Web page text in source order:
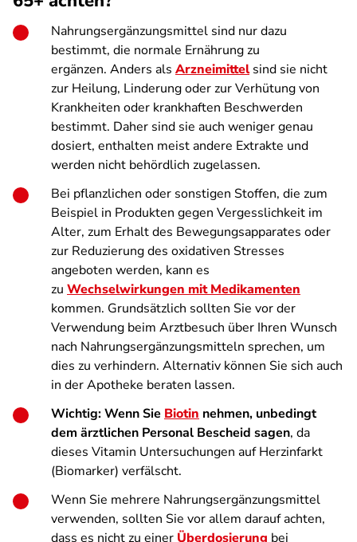
Nahrungsergänzungsmittel sind nur dazu
bestimmt, die normale Ernährung zu
ergänzen. Anders als Arzneimittelsind sie nicht
zur Heilung, Linderung oder zur Verhütung von
Krankheiten oder krankhaften Beschwerden
bestimmt. Daher sind sie auch weniger genau
dosiert, enthalten meist andere Extrakte und
werden nicht behördlich zugelassen.
Bei pflanzlichen oder sonstigen Stoffen, die zum
Beispiel in Produkten gegen Vergesslichkeit im
Alter, zum Erhalt des Bewegungsapparates oder
zur Reduzierung des oxidativen Stresses
angeboten werden, kann es
zu Wechselwirkungen mit Medikamenten
kommen. Grundsätzlich sollten Sie vor der
Verwendung beim Arztbesuch über Ihren Wunsch
nach Nahrungsergänzungsmitteln sprechen, um
dies zu verhindern. Alternativ können Sie sich auch
in der Apotheke beraten lassen.
Wichtig: Wenn Sie Biotin nehmen, unbedingt
dem ärztlichen Personal Bescheid sagen, da
dieses Vitamin Untersuchungen auf Herzinfarkt
(Biomarker) verfälscht.
Wenn Sie mehrere Nahrungsergänzungsmittel
verwenden, sollten Sie vor allem darauf achten,
dass es nicht zu einer Überdosierung bei